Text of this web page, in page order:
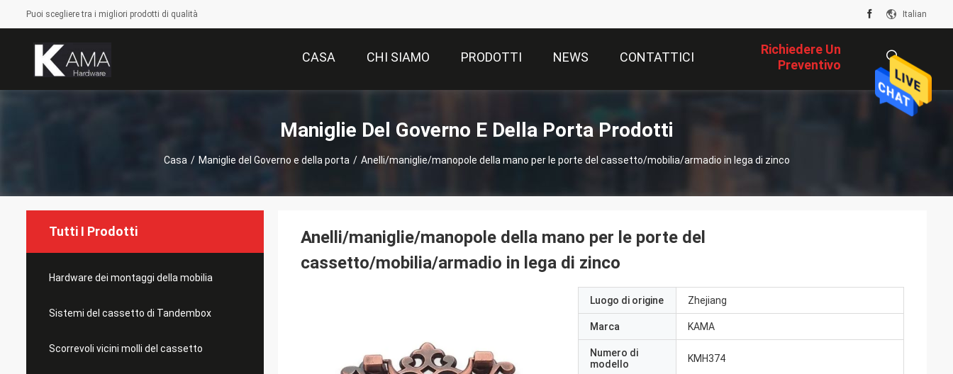
Puoi scegliere tra i migliori prodotti di qualità Italian
CASA CHI SIAMO PRODOTTI NEWS CONTATTICI
Richiedere Un
Preventivo
Maniglie Del Governo E Della Porta Prodotti
Casa / Maniglie del Governo e della porta / Anelli/maniglie/manopole della mano per le porte del cassetto/mobilia/armadio in lega di zinco
Tutti I Prodotti
Hardware dei montaggi della mobilia
Sistemi del cassetto di Tandembox
Scorrevoli vicini molli del cassetto
Anelli/maniglie/manopole della mano per le porte del
cassetto/mobilia/armadio in lega di zinco
Luogo di origine Zhejiang
Marca KAMA
Numero di
modello
KMH374